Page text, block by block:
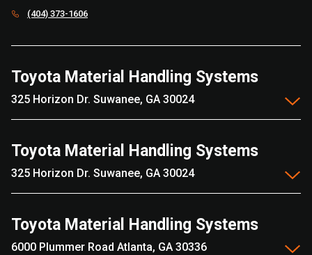
(404) 373-1606
Toyota Material Handling Systems
325 Horizon Dr. Suwanee, GA 30024
Toyota Material Handling Systems
325 Horizon Dr. Suwanee, GA 30024
Toyota Material Handling Systems
6000 Plummer Road Atlanta, GA 30336